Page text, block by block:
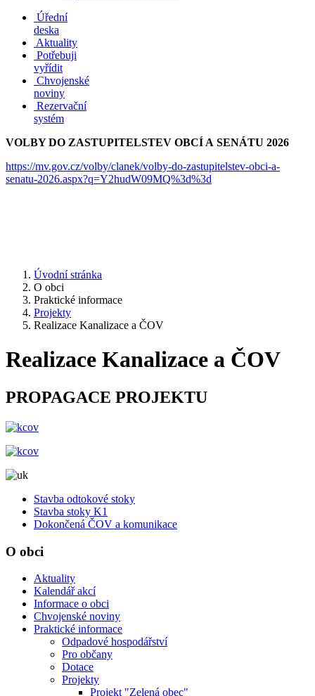
Úřední
deska
Aktuality
Potřebuji
vyřídit
Chvojenské
noviny
Rezervační
systém
VOLBY DO ZASTUPITELSTEV OBCÍ A SENÁTU 2026
https://mv.gov.cz/volby/clanek/volby-do-zastupitelstev-obci-a-
senatu-2026.aspx?q=Y2hudW09MQ%3d%3d
Úvodní stránka
O obci
Praktické informace
Projekty
Realizace Kanalizace a ČOV
Realizace Kanalizace a ČOV
PROPAGACE PROJEKTU
Stavba odtokové stoky
Stavba stoky K1
Dokončená ČOV a komunikace
O obci
Aktuality
Kalendář akcí
Informace o obci
Chvojenské noviny
Praktické informace
Odpadové hospodářství
Pro občany
Dotace
Projekty
Projekt "Zelená obec"